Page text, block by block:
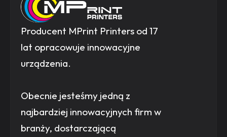
Producent MPrint Printers od 17
lat opracowuje innowacyjne
urządzenia.
Obecnie jesteśmy jedną z
najbardziej innowacyjnych firm w
branży, dostarczającą